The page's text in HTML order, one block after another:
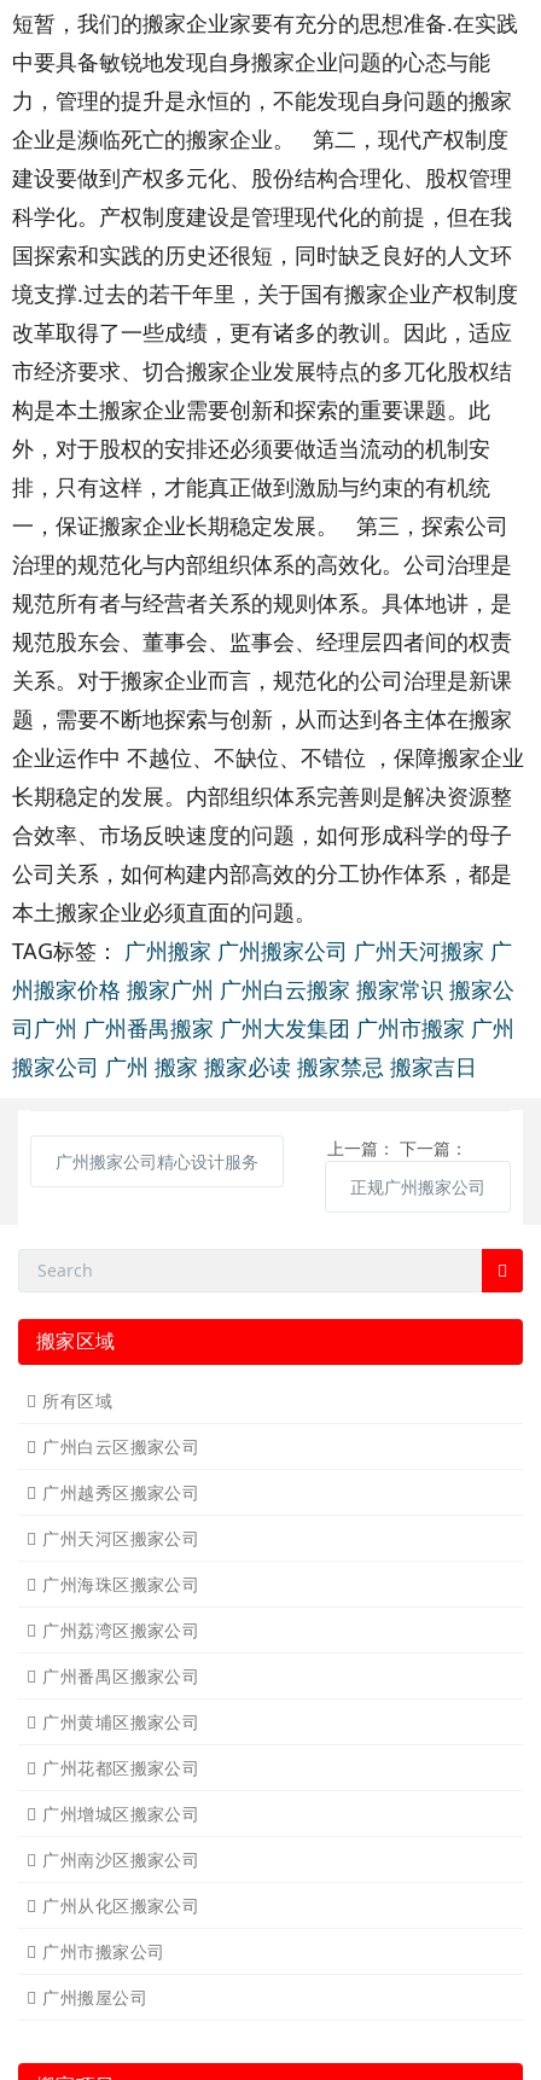
短暂，我们的搬家企业家要有充分的思想准备.在实践
中要具备敏锐地发现自身搬家企业问题的心态与能
力，管理的提升是永恒的，不能发现自身问题的搬家
企业是濒临死亡的搬家企业。 第二，现代产权制度
建设要做到产权多元化、股份结构合理化、股权管理
科学化。产权制度建设是管理现代化的前提，但在我
国探索和实践的历史还很短，同时缺乏良好的人文环
境支撑.过去的若干年里，关于国有搬家企业产权制度
改革取得了一些成绩，更有诸多的教训。因此，适应
市经济要求、切合搬家企业发展特点的多兀化股权结
构是本土搬家企业需要创新和探索的重要课题。此
外，对于股权的安排还必须要做适当流动的机制安
排，只有这样，才能真正做到激励与约束的有机统
一，保证搬家企业长期稳定发展。 第三，探索公司
治理的规范化与内部组织体系的高效化。公司治理是
规范所有者与经营者关系的规则体系。具体地讲，是
规范股东会、董事会、监事会、经理层四者间的权责
关系。对于搬家企业而言，规范化的公司治理是新课
题，需要不断地探索与创新，从而达到各主体在搬家
企业运作中 不越位、不缺位、不错位 ，保障搬家企业
长期稳定的发展。内部组织体系完善则是解决资源整
合效率、市场反映速度的问题，如何形成科学的母子
公司关系，如何构建内部高效的分工协作体系，都是
本土搬家企业必须直面的问题。
TAG标签： 广州搬家 广州搬家公司 广州天河搬家 广
州搬家价格 搬家广州 广州白云搬家 搬家常识 搬家公
司广州 广州番禺搬家 广州大发集团 广州市搬家 广州
搬家公司 广州 搬家 搬家必读 搬家禁忌 搬家吉日
上一篇：
广州搬家公司精心设计服务
下一篇：
正规广州搬家公司
搬家区域
所有区域
广州白云区搬家公司
广州越秀区搬家公司
广州天河区搬家公司
广州海珠区搬家公司
广州荔湾区搬家公司
广州番禺区搬家公司
广州黄埔区搬家公司
广州花都区搬家公司
广州增城区搬家公司
广州南沙区搬家公司
广州从化区搬家公司
广州市搬家公司
广州搬屋公司